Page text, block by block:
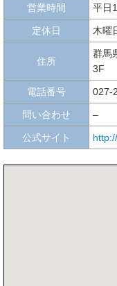
営業時間 平日
定休日 木曜
住所
群馬
3F
電話番号 027-
問い合わせ –
公式サイト